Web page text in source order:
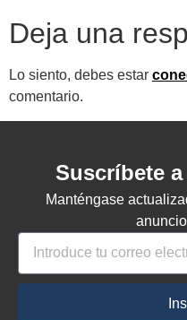
Deja una
Lo siento, debes estar
comentario.
Suscríbete
Manténgase